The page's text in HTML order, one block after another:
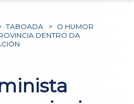
TABOADA > O HUMOR
DENTRO DA